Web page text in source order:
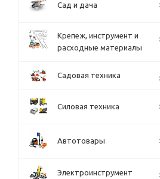
Сад и дача
Крепеж, инструмент и
расходные материалы
Садовая техника
Силовая техника
Автотовары
Электроинструмент